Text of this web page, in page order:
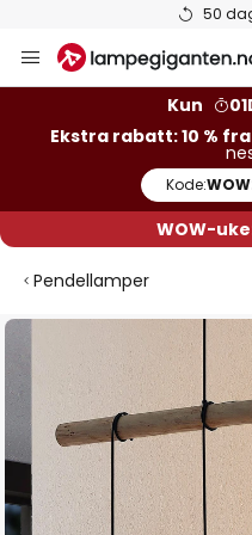
50
Hopp
til
Kun
Ekstra rabatt: 10 % fra
Kode:
WOW-
Pendellamper
Gå
slutten
av
bildegalleri